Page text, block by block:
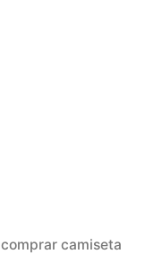
comprar camiseta